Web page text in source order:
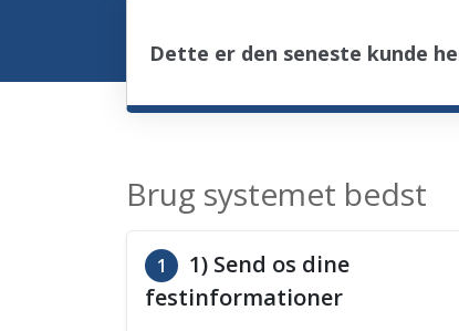
Dette er den seneste kunde
Brug systemet bedst
1
1) Send os dine
festinformationer